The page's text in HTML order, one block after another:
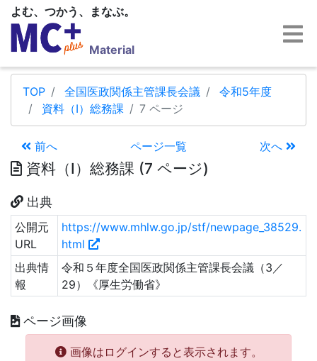
よむ、つかう、まなぶ。
Material
TOP 全国医政関係主管課長会議
令和5年度
資料（Ⅰ）総務課
7 ページ
前へ ページ一覧 次へ
資料（Ⅰ）総務課 (7 ページ)
出典
公開元
URL
https://www.mhlw.go.jp/stf/newpage_38529.
html
出典情
報
令和５年度全国医政関係主管課長会議（3／
29）《厚生労働省》
ページ画像
画像はログインすると表示されます。